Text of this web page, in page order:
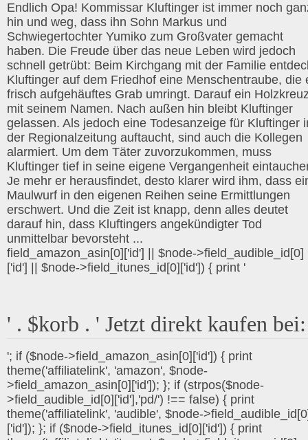
Endlich Opa! Kommissar Kluftinger ist immer noch
hin und weg, dass ihn Sohn Markus und
Schwiegertochter Yumiko zum Großvater gemacht
haben. Die Freude über das neue Leben wird jedoch
schnell getrübt: Beim Kirchgang mit der Familie
Kluftinger auf dem Friedhof eine Menschentraube, die
frisch aufgehäuftes Grab umringt. Darauf ein
mit seinem Namen. Nach außen hin bleibt Kluftinger
gelassen. Als jedoch eine Todesanzeige für Kluftinger
der Regionalzeitung auftaucht, sind auch die Kollegen
alarmiert. Um dem Täter zuvorzukommen, muss
Kluftinger tief in seine eigene Vergangenheit
Je mehr er herausfindet, desto klarer wird ihm, dass
Maulwurf in den eigenen Reihen seine Ermittlungen
erschwert. Und die Zeit ist knapp, denn alles deutet
darauf hin, dass Kluftingers angekündigter Tod
unmittelbar bevorsteht ...
field_amazon_asin[0]['id'] || $node->field_audible_id[0]
['id'] || $node->field_itunes_id[0]['id']) { print '
' . $korb . ' Jetzt direkt kaufen bei:
'; if ($node->field_amazon_asin[0]['id']) { print
theme('affiliatelink', 'amazon', $node-
>field_amazon_asin[0]['id']); }; if (strpos($node-
>field_audible_id[0]['id'],'pd/') !== false) { print
theme('affiliatelink', 'audible', $node-
['id']); }; if ($node->field_itunes_id[0]['id']) { print